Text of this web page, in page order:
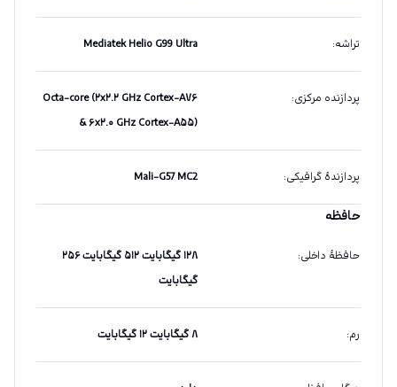
تراشه:
Mediatek Helio G99 Ultra
پردازنده مرکزی:
Octa-core (۲x۲.۲ GHz Cortex-A۷۶
& ۶x۲.۰ GHz Cortex-A۵۵)
پردازندهٔ گرافیکی:
Mali-G57 MC2
حافظه
حافظهٔ داخلی:
۱۲۸ گیگابایت ۵۱۲ گیگابایت ۲۵۶
گیگابایت
رم: ۸ گیگابایت ۱۲ گیگابایت